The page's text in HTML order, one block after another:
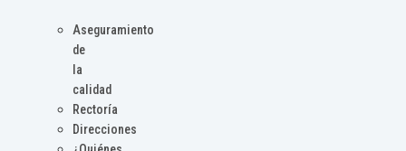
Aseguramiento
de
la
calidad
Rectoría
Direcciones